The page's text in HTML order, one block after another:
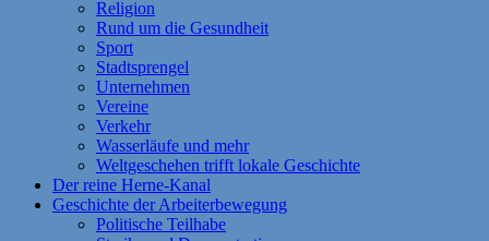
Religion
Rund um die Gesundheit
Sport
Stadtsprengel
Unternehmen
Vereine
Verkehr
Wasserläufe und mehr
Weltgeschehen trifft lokale Geschichte
Der reine Herne-Kanal
Geschichte der Arbeiterbewegung
Politische Teilhabe